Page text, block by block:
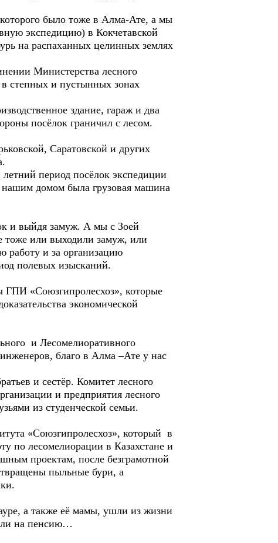
было тоже в Алма-Ате, а мы
экспедицию) в Кокчетавской
на распаханных целинных землях
Министерства лесного
степных и пустынных зонах
здание, гараж и два
посёлок граничил с лесом.
Саратовской и других
период посёлок экспедиции
нашим домом была грузовая машина
и выйдя замуж. А мы с Зоей
тоже или выходили замуж, или
работу и за организацию
полевых изысканий.
«Союзгипролесхоз», которые
экономической
и Лесомелиоративного
благо в Алма –Ате у нас
и сестёр. Комитет лесного
и предприятия лесного
из студенческой семьи.
«Союзгипролесхоз», который в
по лесомелиорации в Казахстане и
проектам, после безграмотной
пыльные бури, а
а также её мамы, ушли из жизни
на пенсию…